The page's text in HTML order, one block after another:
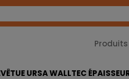
Produits
URSA WALLTEC